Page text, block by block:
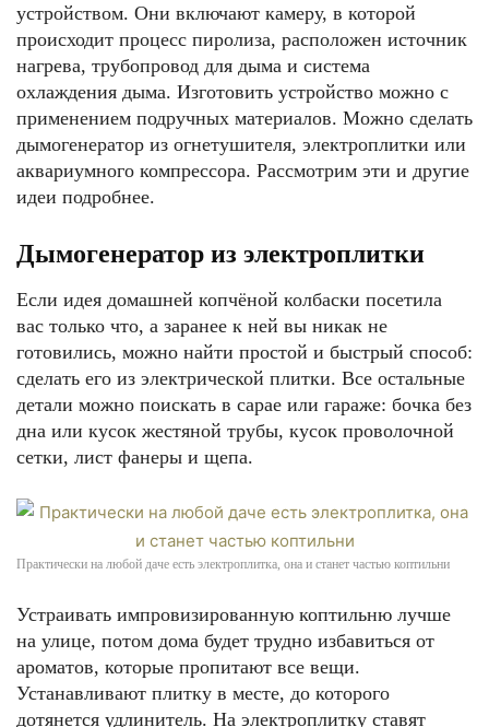
устройством. Они включают камеру, в которой
происходит процесс пиролиза, расположен источник
нагрева, трубопровод для дыма и система
охлаждения дыма. Изготовить устройство можно с
применением подручных материалов. Можно сделать
дымогенератор из огнетушителя, электроплитки или
аквариумного компрессора. Рассмотрим эти и другие
идеи подробнее.
Дымогенератор из электроплитки
Если идея домашней копчёной колбаски посетила
вас только что, а заранее к ней вы никак не
готовились, можно найти простой и быстрый способ:
сделать его из электрической плитки. Все остальные
детали можно поискать в сарае или гараже: бочка без
дна или кусок жестяной трубы, кусок проволочной
сетки, лист фанеры и щепа.
Практически на любой даче есть электроплитка, она и станет частью коптильни
Устраивать импровизированную коптильню лучше
на улице, потом дома будет трудно избавиться от
ароматов, которые пропитают все вещи.
Устанавливают плитку в месте, до которого
дотянется удлинитель. На электроплитку ставят